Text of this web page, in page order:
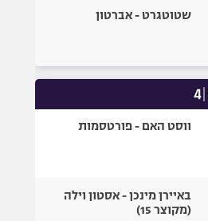
שטוטגרט - אברטון
ווסט האם - פורטסמות
באיירן מינכן - אסטון וילה
(מקוצר 15)